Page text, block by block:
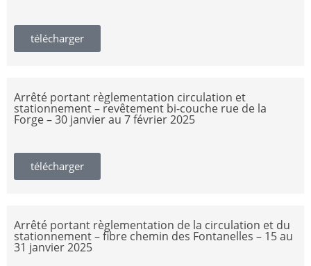
télécharger
Arrêté portant règlementation circulation et
stationnement – revêtement bi-couche rue de la
Forge – 30 janvier au 7 février 2025
télécharger
Arrêté portant règlementation de la circulation et du
stationnement – fibre chemin des Fontanelles – 15 au
31 janvier 2025